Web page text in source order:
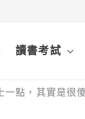
讀書考試
一點，其實是很